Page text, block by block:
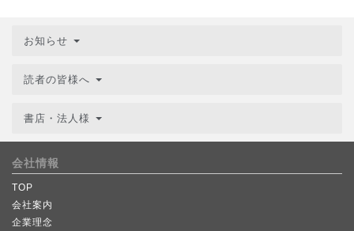
お知らせ
読者の皆様へ
書店・法人様
会社情報
TOP
会社案内
企業理念